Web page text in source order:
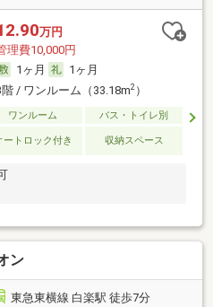
万円
理費10,000円
1ヶ月
1ヶ月
階 / ワンルーム（33.18m2）
ワンルーム
バス・トイレ別
ートロック付き 収納スペース
ン
東急東横線 白楽駅 徒歩7分